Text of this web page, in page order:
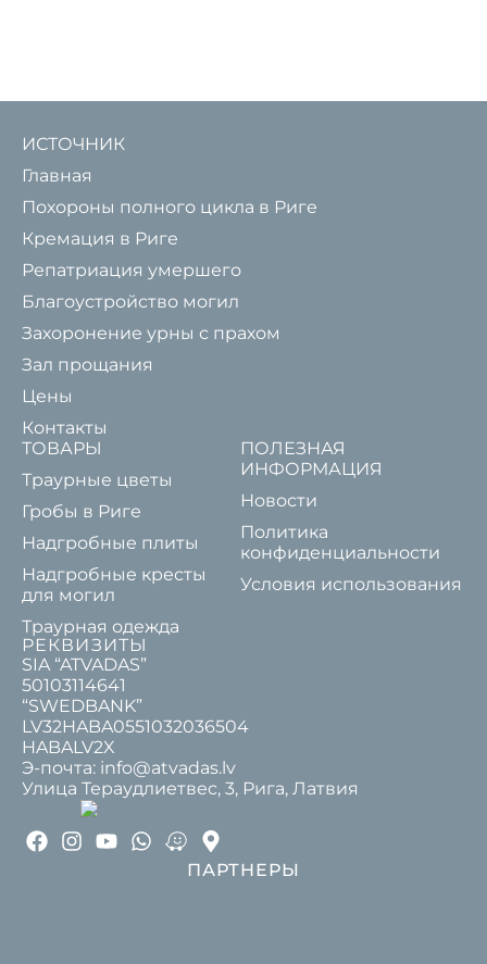
ИСТОЧНИК
Главная
Похороны полного цикла в Риге
Кремация в Риге
Репатриация умершего
Благоустройство могил
Захоронение урны с прахом
Зал прощания
Цены
Контакты
ТОВАРЫ
Траурные цветы
Гробы в Риге
Надгробные плиты
Надгробные кресты
для могил
Траурная одежда
ПОЛЕЗНАЯ
ИНФОРМАЦИЯ
Новости
Политика
конфиденциальности
Условия использования
РЕКВИЗИТЫ
SIA “ATVADAS”
50103114641
“SWEDBANK”
LV32HABA0551032036504
HABALV2X
Э-почта: info@atvadas.lv
Улица Тераудлиетвес, 3, Рига, Латвия
ПАРТНЕРЫ